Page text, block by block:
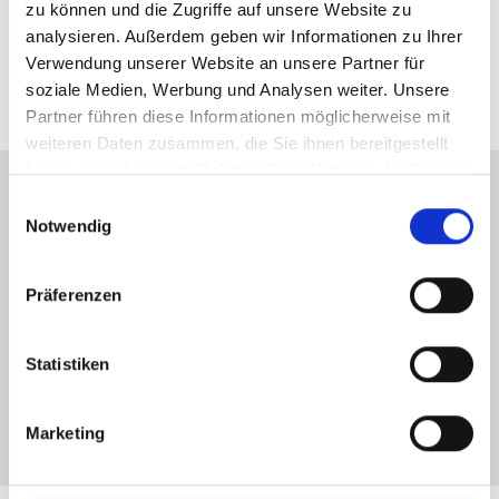
zu können und die Zugriffe auf unsere Website zu
analysieren. Außerdem geben wir Informationen zu Ihrer
Verwendung unserer Website an unsere Partner für
soziale Medien, Werbung und Analysen weiter. Unsere
Partner führen diese Informationen möglicherweise mit
weiteren Daten zusammen, die Sie ihnen bereitgestellt
haben oder die sie im Rahmen Ihrer Nutzung der Dienste
Notwendig
Präferenzen
Statistiken
Marketing
Geben Sie jetzt Ihre Bestellung auf und erhalten